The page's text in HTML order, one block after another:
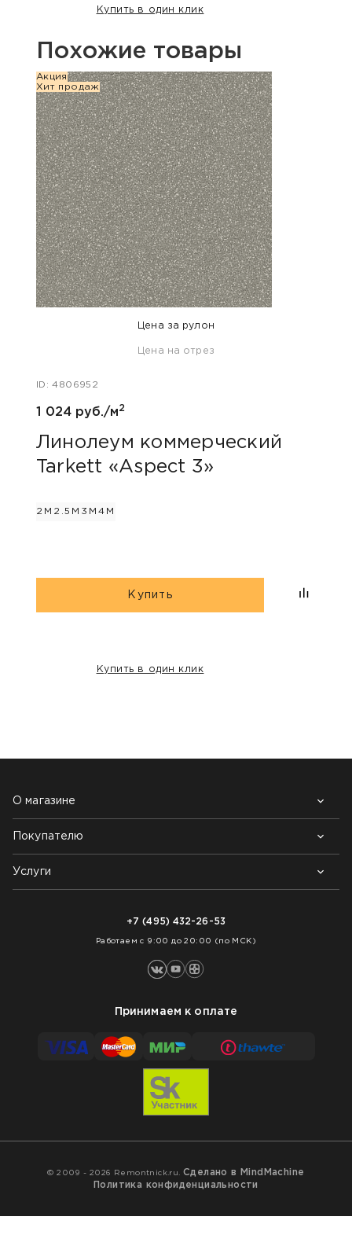
Купить в один клик
Похожие товары
Акция
Хит продаж
Цена за рулон
Цена на отрез
ID: 4806952
1 024 руб./м2
Линолеум коммерческий
Tarkett «Aspect 3»
2М 2.5М 3М 4М
Купить
Купить в один клик
О магазине
Почему выбирают нас
Контакты
Блог
Покупателю
Возврат товара
Как заказать
Услуги
+7 (495) 432-26-53
Работаем с 9:00 до 20:00 (по МСК)
Принимаем к оплате
© 2009 - 2026 Remontnick.ru.Сделано в MindMachine
Политика конфиденциальности